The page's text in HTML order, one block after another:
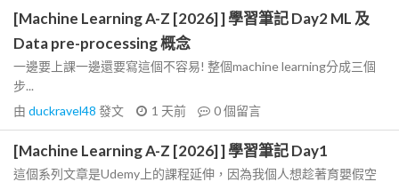
[Machine Learning A-Z [2026] ] 學習筆記 Day2 ML 及
Data pre-processing 概念
一邊要上課一邊還要寫這個不容易! 整個machine learning分成三個
步...
由 duckravel48 發文 1 天前 0個留言
[Machine Learning A-Z [2026] ] 學習筆記 Day1
這個系列文章是Udemy上的課程延伸，因為我個人想趁著育嬰假空